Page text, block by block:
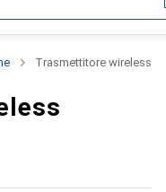
Trasmettitore wireless